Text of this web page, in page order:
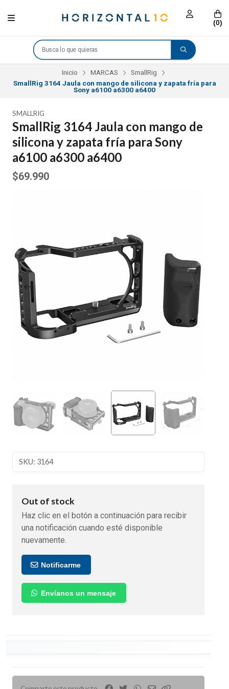
(0)
Inicio MARCAS
SmallRig
SmallRig 3164 Jaula con mango de silicona y zapata fría para
Sony a6100 a6300 a6400
SMALLRIG
SmallRig 3164 Jaula con mango de
silicona y zapata fría para Sony
a6100 a6300 a6400
$69.990
SKU: 3164
Out of stock
Haz clic en el botón a continuación para recibir
una notificación cuando esté disponible
nuevamente.
Notificarme
Envíanos un mensaje